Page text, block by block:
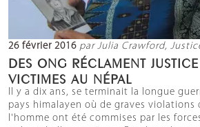
26 février 2016 par Julia Crawford,
DES ONG RÉCLAMENT
VICTIMES AU NÉPAL
Il y a dix ans, se terminait la longue
pays himalayen où de graves violations
l'homme ont été commises par les